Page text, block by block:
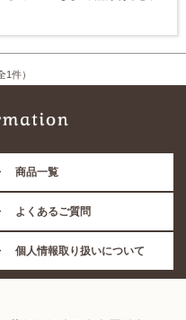
1件）
商品一覧
よくあるご質問
個人情報取り扱いについて